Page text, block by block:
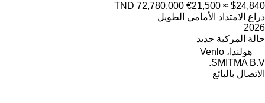
TND 72,780.000 €21,500 ≈ $24,840
ذراع الامتداد الأمامي الطويل
2026
حالة المركبة جديد
هولندا، Venlo
SMITMA B.V.
الاتصال بالبائع